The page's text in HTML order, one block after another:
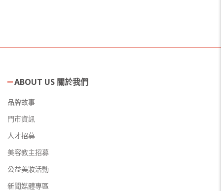
ABOUT US 關於我們
品牌故事
門市資訊
人才招募
美容教主招募
公益美妝活動
新聞媒體專區